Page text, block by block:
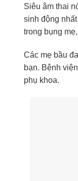
Siêu âm thai
sinh động
trong bụng
Các mẹ bầu
bạn. Bệnh
phụ khoa.